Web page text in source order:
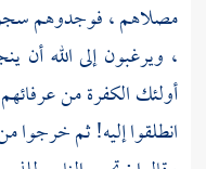
مصلاهم ، فوجدوهم
، ويرغبون إلى الله أن
أولئك الكفرة من
انطلقوا إليه! ثم خرجوا